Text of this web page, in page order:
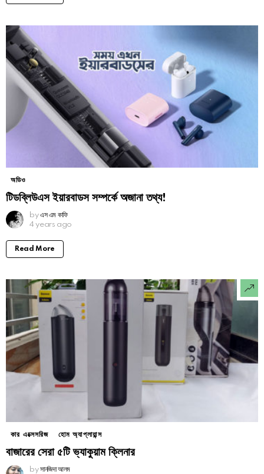
অডিও
টিডব্লিউএস ইয়ারবাডস সম্পর্কে অজানা তথ্য!
by এস এম কাফি
4 years ago
Read More
কার এক্সেসরিজ হোম অ্যাপ্লায়ান্স
বাজারের সেরা ৫টি ভ্যাকুয়াম ক্লিনার
by সানজিদা আলম